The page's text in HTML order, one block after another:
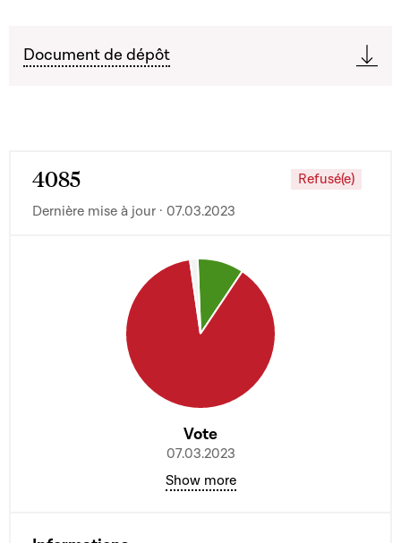
Document de dépôt
4085
Refusé(e)
Dernière mise à jour · 07.03.2023
Vote
07.03.2023
Show more